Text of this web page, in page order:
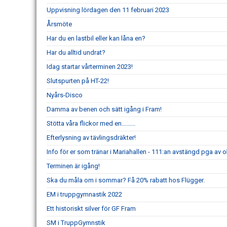
Uppvisning lördagen den 11 februari 2023
Årsmöte
Har du en lastbil eller kan låna en?
Har du alltid undrat?
Idag startar vårterminen 2023!
Slutspurten på HT-22!
Nyårs-Disco
Damma av benen och sätt igång i Fram!
Stötta våra flickor med en.........
Efterlysning av tävlingsdräkter!
Info för er som tränar i Mariahallen - 111:an avstängd pga av
Terminen är igång!
Ska du måla om i sommar? Få 20% rabatt hos Flügger.
EM i truppgymnastik 2022
Ett historiskt silver för GF Fram
SM i TruppGymnstik